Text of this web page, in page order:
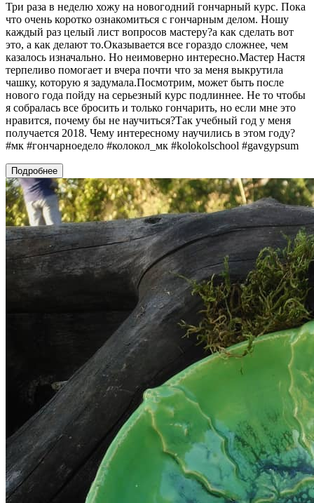
Три раза в неделю хожу на новогодний гончарный курс. Пока
что очень коротко ознакомиться с гончарным делом. Ношу
каждый раз целый лист вопросов мастеру?а как сделать вот
это, а как делают то.Оказывается все гораздо сложнее, чем
казалось изначально. Но неимоверно интересно.Мастер Настя
терпеливо помогает и вчера почти что за меня выкрутила
чашку, которую я задумала.Посмотрим, может быть после
нового года пойду на серьезный курс подлиннее. Не то чтобы
я собралась все бросить и только гончарить, но если мне это
нравится, почему бы не научиться?Так учебный год у меня
получается 2018. Чему интересному научились в этом году?
#мк #гончарноедело #колокол_мк #kolokolschool #gavgypsum
Подробнее